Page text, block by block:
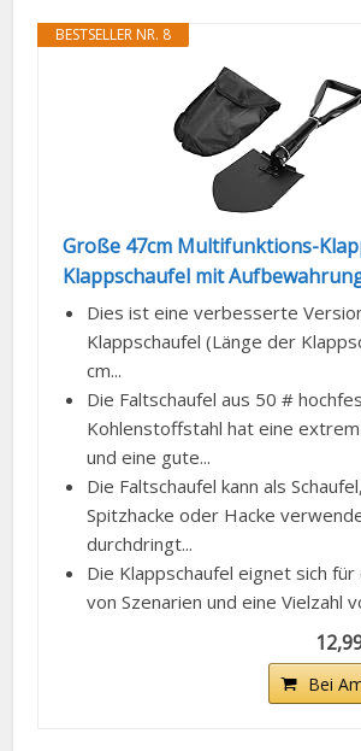
BESTSELLER NR. 8
Große 47cm Multifunktions-
Klappschaufel mit
Dies ist eine verbesserte
Klappschaufel (Länge der
cm...
Die Faltschaufel aus 50 #
Kohlenstoffstahl hat eine
und eine gute...
Die Faltschaufel kann als
Spitzhacke oder Hacke
durchdringt...
Die Klappschaufel eignet sich für
von Szenarien und eine Vielzahl
Bei